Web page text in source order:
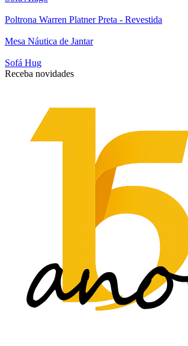
Poltrona Warren Platner Preta - Revestida
Mesa Náutica de Jantar
Sofá Hug
Receba novidades